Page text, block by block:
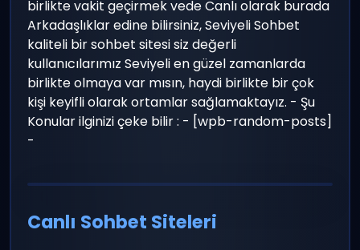
birlikte vakit geçirmek vede Canlı olarak burada
Arkadaşlıklar edine bilirsiniz, Seviyeli Sohbet
kaliteli bir sohbet sitesi siz değerli
kullanıcılarımız Seviyeli en güzel zamanlarda
birlikte olmaya var mısın, haydi birlikte bir çok
kişi keyifli olarak ortamlar sağlamaktayız. - Şu
Konular ilginizi çeke bilir : - [wpb-random-posts]
-
Canlı Sohbet Siteleri